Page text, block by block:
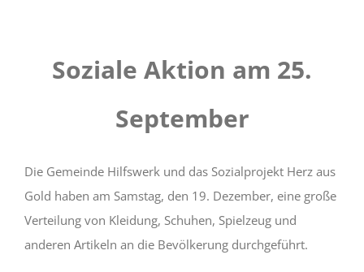
Soziale Aktion am 25.
September
Die Gemeinde Hilfswerk und das Sozialprojekt Herz aus
Gold haben am Samstag, den 19. Dezember, eine große
Verteilung von Kleidung, Schuhen, Spielzeug und
anderen Artikeln an die Bevölkerung durchgeführt.